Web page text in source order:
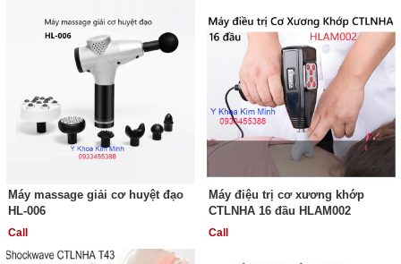
Máy massage giải cơ huyệt đạo
HL-006
Call
Máy điệu trị cơ xương khớp
CTLNHA 16 đầu HLAM002
Call